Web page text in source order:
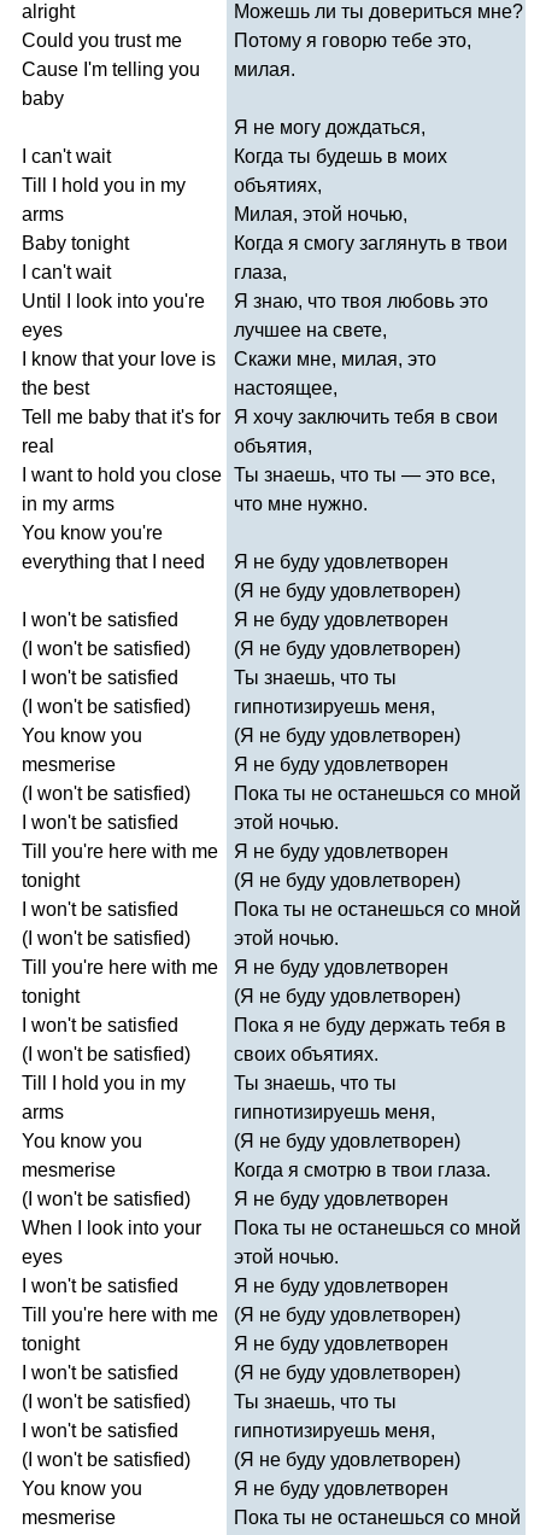
alright
Could you trust me
Cause I'm telling you
baby
can't wait
Till
hold you in my
arms
Baby tonight
can't wait
Until
look into you're
eyes
know that your love is
the best
Tell
me baby that it's for
real
want to hold you close
in my arms
You know you're
everything that need
won't be satisfied
( won't be satisfied)
won't be satisfied
( won't be satisfied)
You know you
mesmerise
( won't be satisfied)
won't be satisfied
Till
you're here with me
tonight
won't be satisfied
( won't be satisfied)
Till
you're here with me
tonight
won't be satisfied
( won't be satisfied)
Till
hold you in my
arms
You know you
mesmerise
( won't be satisfied)
When
look into your
eyes
won't be satisfied
Till
you're here with me
tonight
won't be satisfied
( won't be satisfied)
won't be satisfied
( won't be satisfied)
You know you
mesmerise
Можешь ли ты довериться мне?
Потому я говорю тебе это,
милая.
Я не могу дождаться,
Когда ты будешь в моих
объятиях,
Милая, этой ночью,
Когда я смогу заглянуть в твои
глаза,
Я знаю, что твоя любовь это
лучшее на свете,
Скажи мне, милая, это
настоящее,
Я хочу заключить тебя в свои
объятия,
Ты знаешь, что ты — это все,
что мне нужно.
Я не буду удовлетворен
(Я не буду удовлетворен)
Я не буду удовлетворен
(Я не буду удовлетворен)
Ты знаешь, что ты
гипнотизируешь меня,
(Я не буду удовлетворен)
Я не буду удовлетворен
Пока ты не останешься со мной
этой ночью.
Я не буду удовлетворен
(Я не буду удовлетворен)
Пока ты не останешься со мной
этой ночью.
Я не буду удовлетворен
(Я не буду удовлетворен)
Пока я не буду держать тебя в
своих объятиях.
Ты знаешь, что ты
гипнотизируешь меня,
(Я не буду удовлетворен)
Когда я смотрю в твои глаза.
Я не буду удовлетворен
Пока ты не останешься со мной
этой ночью.
Я не буду удовлетворен
(Я не буду удовлетворен)
Я не буду удовлетворен
(Я не буду удовлетворен)
Ты знаешь, что ты
гипнотизируешь меня,
(Я не буду удовлетворен)
Я не буду удовлетворен
Пока ты не останешься со мной